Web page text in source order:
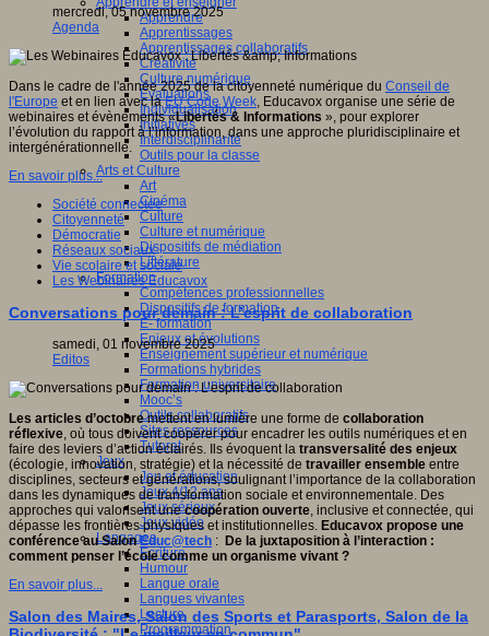
Apprendre
Apprentissages
Apprentissages collaboratifs
Créativité
Culture numérique
Evaluations
Individualisation
Initiatives
Interdisciplinarité
Outils pour la classe
Arts et Culture
Art
Cinéma
Culture
Culture et numérique
Dispositifs de médiation
Littérature
Formation
Compétences professionnelles
Dispositifs de formation
E- formation
Enjeux et évolutions
Enseignement supérieur et numérique
Formations hybrides
Formation universitaire
Mooc’s
Outils collaboratifs
Sites ressources
Tutorat
Jeux
Jeu et éducation
Jeux 4/12 ans
Jeux sérieux
Jeux vidéo
Langages
Ecriture
Humour
Langue orale
Langues vivantes
Lecture
Programmation
mercredi, 05 novembre 2025
Agenda
Dans le cadre de l'année 2025 de la citoyenneté numérique du Conseil de
l'Europe et en lien avec laEU Code Week, Educavox organise une série de
webinaires et évènements «Libertés & Informations », pour explorer
l’évolution du rapport à l’information, dans une approche pluridisciplinaire et
intergénérationnelle.
En savoir plus...
Société connectée
Citoyenneté
Démocratie
Réseaux sociaux
Vie scolaire et sociale
Les Webinaires Educavox
Conversations pour demain : L’esprit de collaboration
samedi, 01 novembre 2025
Editos
Les articles d’octobremettent en lumière une forme de collaboration
réflexive, où tous doivent coopérer pour encadrer les outils numériques et en
faire des leviers d’action éclairés. Ils évoquent la transversalité des enjeux
(écologie, innovation, stratégie) et la nécessité de travailler ensemble entre
disciplines, secteurs et générations, soulignant l’importance de la collaboration
dans les dynamiques de transformation sociale et environnementale. Des
approches qui valorisent unecoopération ouverte, inclusive et connectée, qui
dépasse les frontières physiques et institutionnelles. Educavox propose une
conférence au SalonEduc@tech : De la juxtaposition à l’interaction :
comment penser l’école comme un organisme vivant ?
En savoir plus...
Salon des Maires, Salon des Sports et Parasports, Salon de la